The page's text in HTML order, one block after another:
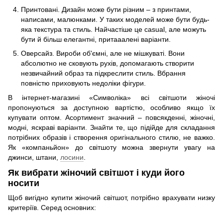
Принтовані. Дизайн може бути різним – з принтами,
написами, малюнками. У таких моделей може бути будь-
яка текстура та стиль. Найчастіше це casual, але можуть
бути й більш елегантні, притааалені варіанти.
Оверсайз. Вироби об'ємні, але не мішкуваті. Вони
абсолютно не сковують рухів, допомагають створити
незвичайний образ та підкреслити стиль. Вбрання
повністю приховують недоліки фігури.
В інтернет-магазині «Символіка» всі світшоти жіночі
пропонуються за доступною вартістю, особливо якщо їх
купувати оптом. Асортимент значний – повсякденні, жіночні,
модні, яскраві варіанти. Знайти те, що підійде для складання
потрібних образів і створення оригінального стилю, не важко.
Як «компаньйон» до світшоту можна звернути увагу на
джинси, штани, лосини
Як вибрати жіночий світшот і куди його
носити
Щоб вигідно купити жіночий світшот, потрібно врахувати низку
критеріїв. Серед основних: